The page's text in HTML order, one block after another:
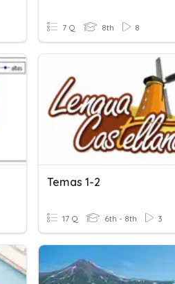
7 Q 8th 8
Temas 1-2
17 Q 6th - 8th 3